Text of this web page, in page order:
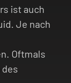
ist auch
Je nach
Oftmals